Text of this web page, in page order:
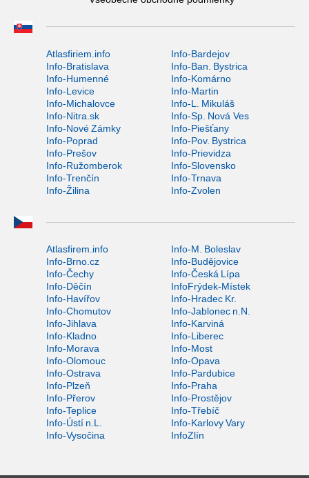
Atlasfiriem.info
Info-Bardejov
Info-Bratislava
Info-Ban. Bystrica
Info-Humenné
Info-Komárno
Info-Levice
Info-Martin
Info-Michalovce
Info-L. Mikuláš
Info-Nitra.sk
Info-Sp. Nová Ves
Info-Nové Zámky
Info-Piešťany
Info-Poprad
Info-Pov. Bystrica
Info-Prešov
Info-Prievidza
Info-Ružomberok
Info-Slovensko
Info-Trenčín
Info-Trnava
Info-Žilina
Info-Zvolen
Atlasfirem.info
Info-M. Boleslav
Info-Brno.cz
Info-Budějovice
Info-Čechy
Info-Česká Lípa
Info-Děčín
InfoFrýdek-Místek
Info-Havířov
Info-Hradec Kr.
Info-Chomutov
Info-Jablonec n.N.
Info-Jihlava
Info-Karviná
Info-Kladno
Info-Liberec
Info-Morava
Info-Most
Info-Olomouc
Info-Opava
Info-Ostrava
Info-Pardubice
Info-Plzeň
Info-Praha
Info-Přerov
Info-Prostějov
Info-Teplice
Info-Třebíč
Info-Ústí n.L.
Info-Karlovy Vary
Info-Vysočina
InfoZlín